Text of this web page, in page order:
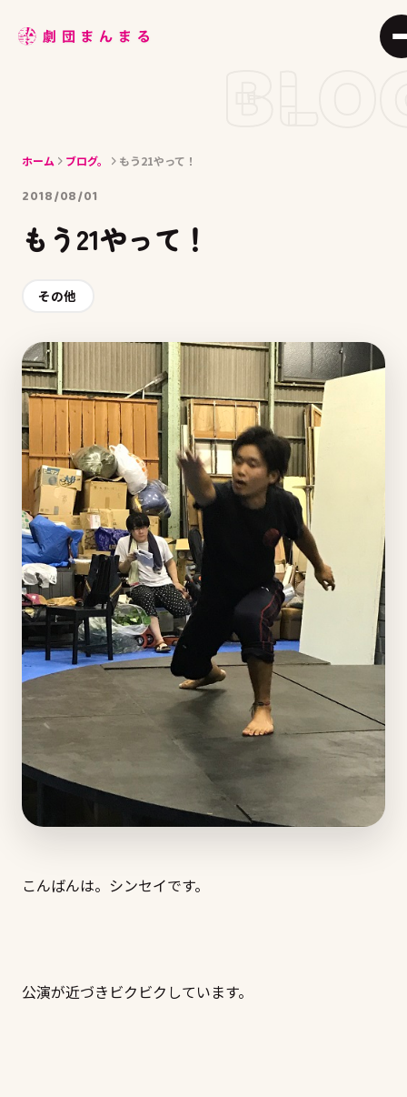
ABOUT
BLOG
ACCESS
ホーム ブログ。 もう21やって！
2018/08/01
もう21やって！
その他
こんばんは。シンセイです。
公演が近づきビクビクしています。